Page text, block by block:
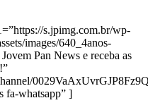
s.jpimg.com.br/wp-
images/640_4anos-
Pan News e receba as
fa-whatsapp” ]